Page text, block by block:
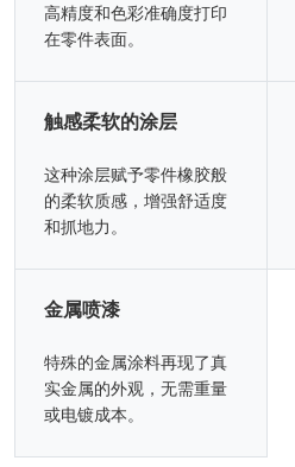
高精度和色彩准确度打印
在零件表面。
触感柔软的涂层
这种涂层赋予零件橡胶般
的柔软质感，增强舒适度
和抓地力。
金属喷漆
特殊的金属涂料再现了真
实金属的外观，无需重量
或电镀成本。